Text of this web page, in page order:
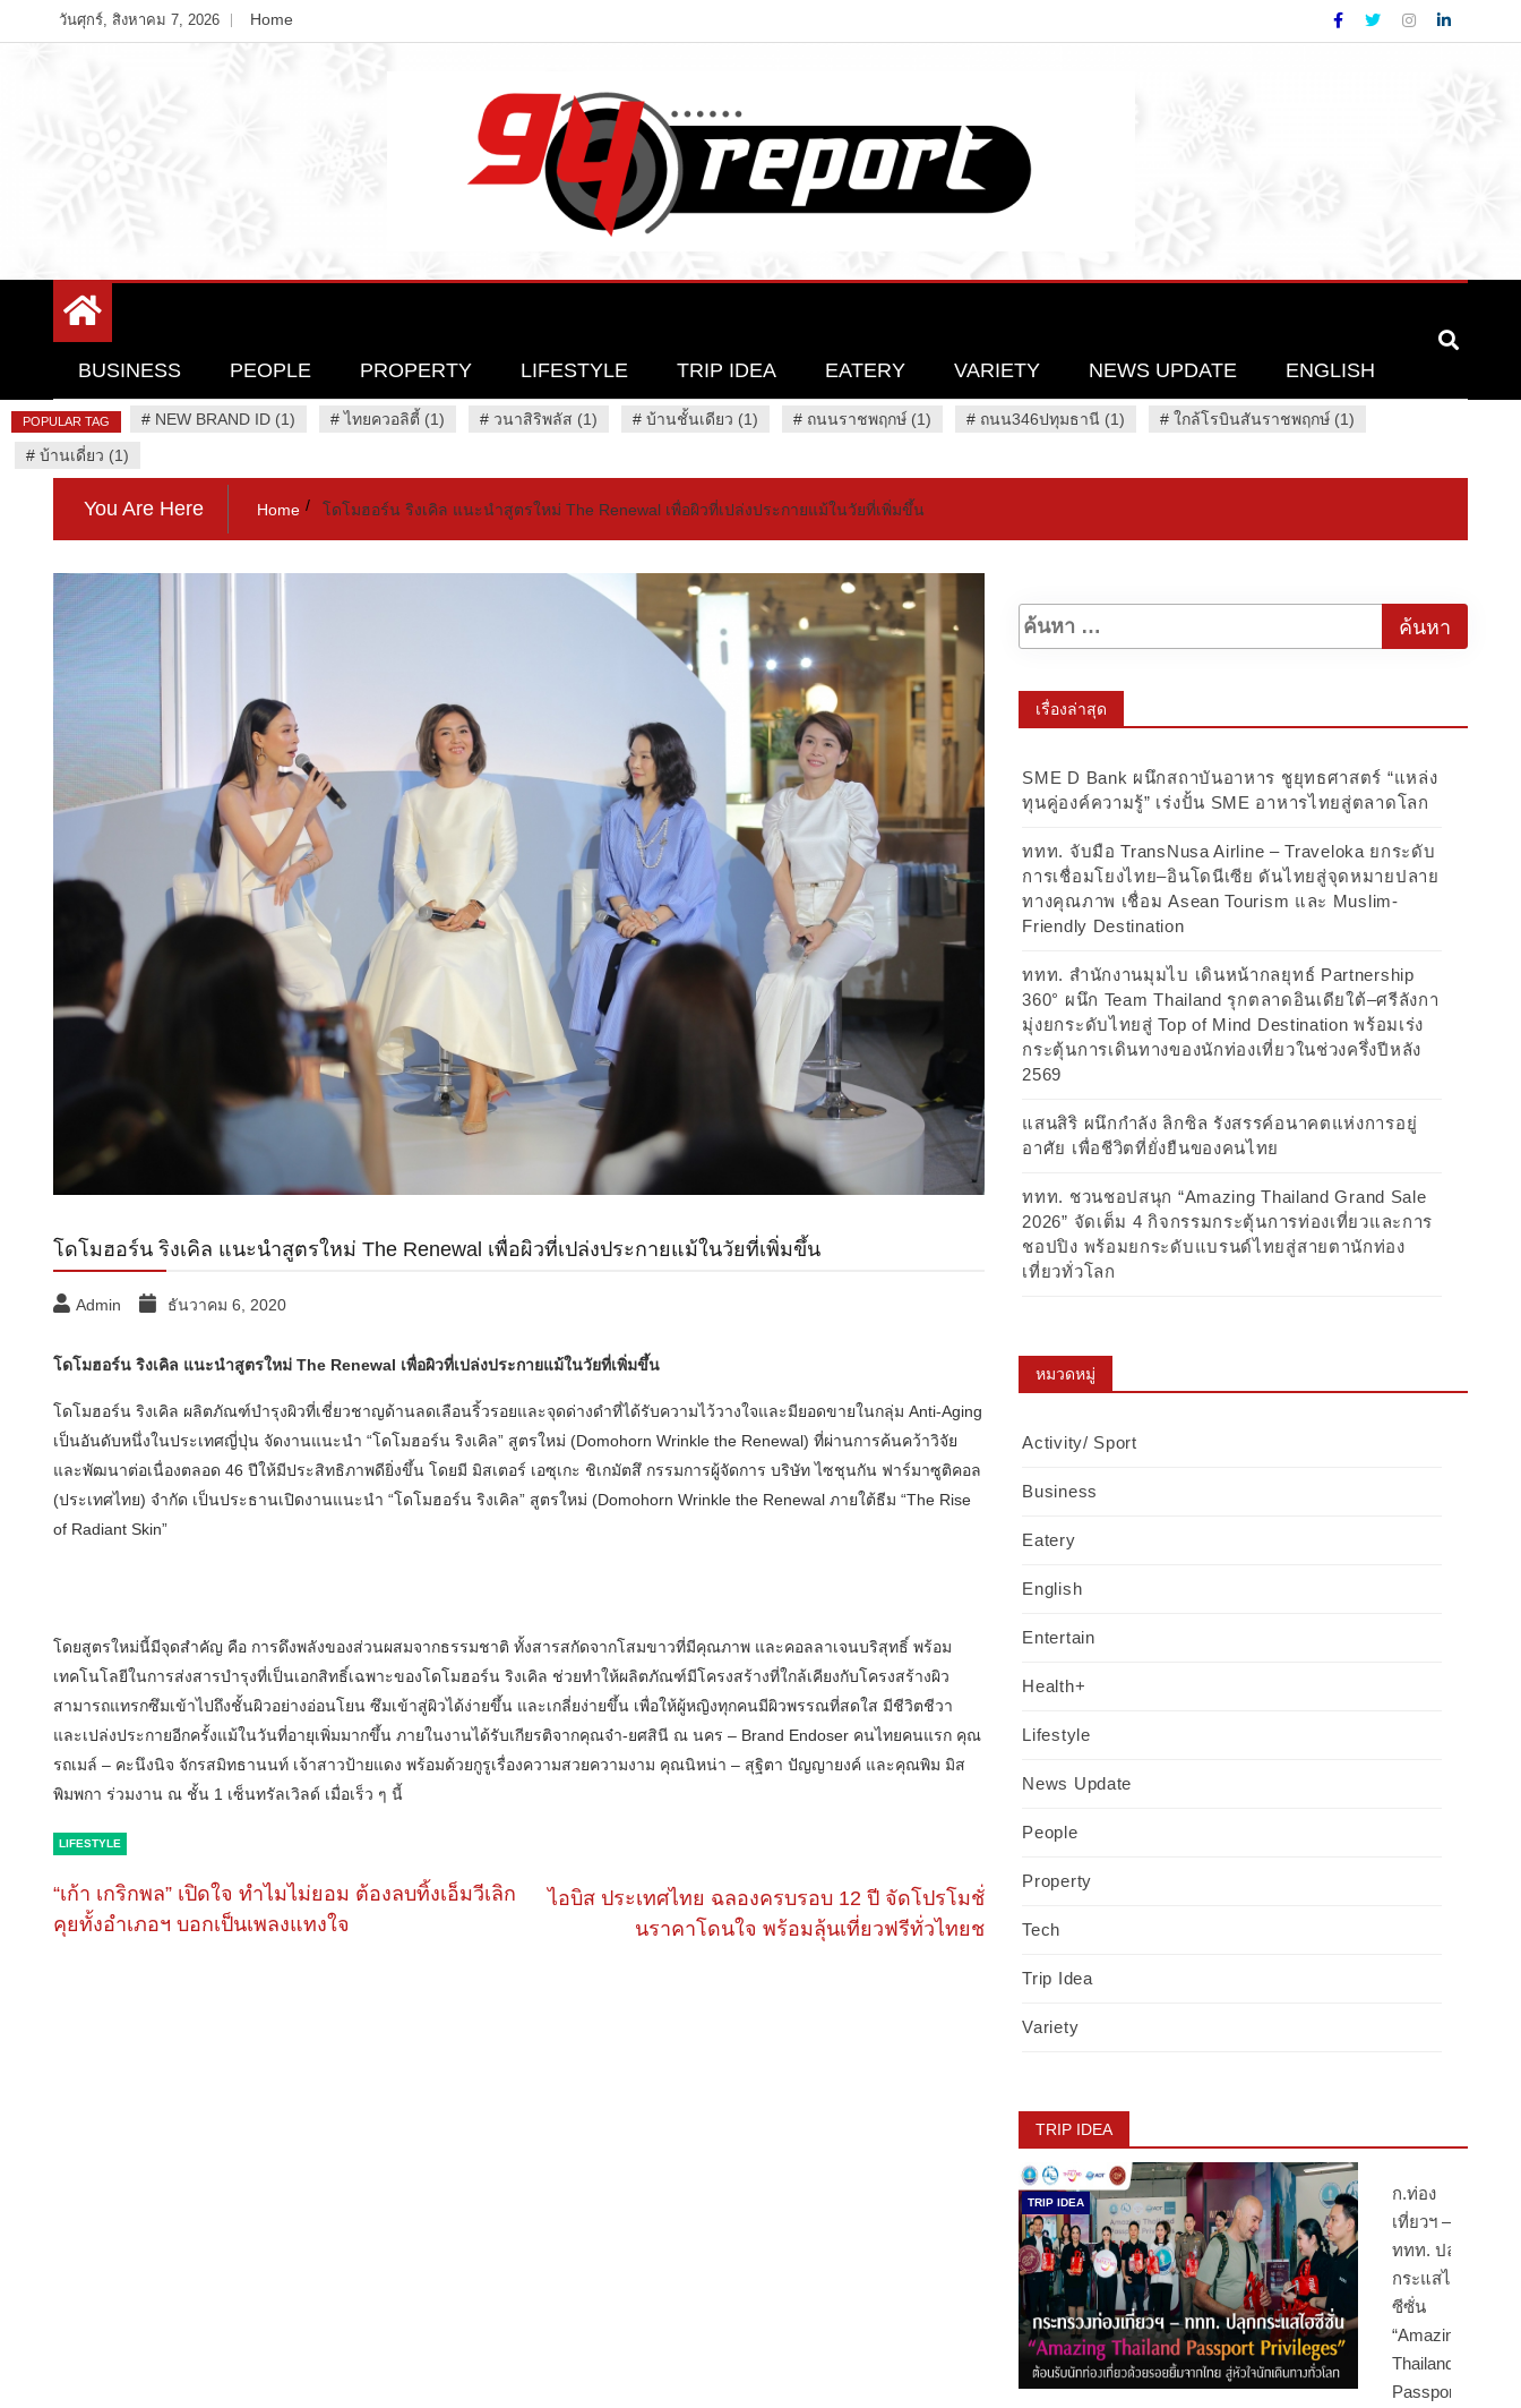
to
วันศุกร์, สิงหาคม 7, 2026 Home
94 Report.com
BUSINESS PEOPLE PROPERTY LIFESTYLE TRIP IDEA EATERY VARIETY NEWS UPDATE ENGLISH
POPULAR TAG # NEW BRAND ID (1) #ไทยควอลิตี้ (1) # วนาสิริพลัส (1) # บ้านชั้นเดียว (1) # ถนนราชพฤกษ์ (1) # ถนน346ปทุมธานี (1) # ใกล้โรบินสันราชพฤกษ์ (1)
# บ้านเดี่ยว (1)
You Are Here Home โดโมฮอร์น ริงเคิล แนะนำสูตรใหม่ The Renewal เพื่อผิวที่เปล่งประกายแม้ในวัยที่เพิ่มขึ้น
โดโมฮอร์น ริงเคิล แนะนำสูตรใหม่ The Renewal เพื่อผิวที่เปล่งประกายแม้ในวัยที่เพิ่มขึ้น
Admin ธันวาคม 6, 2020
โดโมฮอร์น ริงเคิล แนะนำสูตรใหม่ The Renewal เพื่อผิวที่เปล่งประกายแม้ในวัยที่เพิ่มขึ้น
โดโมฮอร์น ริงเคิล ผลิตภัณฑ์บำรุงผิวที่เชี่ยวชาญด้านลดเลือนริ้วรอยและจุดด่างดำที่ได้รับความไว้วางใจและมียอดขายในกลุ่ม Anti-Aging
เป็นอันดับหนึ่งในประเทศญี่ปุ่น จัดงานแนะนำ “โดโมฮอร์น ริงเคิล” สูตรใหม่ (Domohorn Wrinkle the Renewal) ที่ผ่านการค้นคว้าวิจัย
และพัฒนาต่อเนื่องตลอด 46 ปีให้มีประสิทธิภาพดียิ่งขึ้น โดยมี มิสเตอร์ เอซุเกะ ชิเกมัตสึ กรรมการผู้จัดการ บริษัท ไซชุนกัน ฟาร์มาซูติคอล
(ประเทศไทย) จำกัด เป็นประธานเปิดงานแนะนำ “โดโมฮอร์น ริงเคิล” สูตรใหม่ (Domohorn Wrinkle the Renewal ภายใต้ธีม “The Rise
of Radiant Skin”
โดยสูตรใหม่นี้มีจุดสำคัญ คือ การดึงพลังของส่วนผสมจากธรรมชาติ ทั้งสารสกัดจากโสมขาวที่มีคุณภาพ และคอลลาเจนบริสุทธิ์ พร้อม
เทคโนโลยีในการส่งสารบำรุงที่เป็นเอกสิทธิ์เฉพาะของโดโมฮอร์น ริงเคิล ช่วยทำให้ผลิตภัณฑ์มีโครงสร้างที่ใกล้เคียงกับโครงสร้างผิว
สามารถแทรกซึมเข้าไปถึงชั้นผิวอย่างอ่อนโยน ซึมเข้าสู่ผิวได้ง่ายขึ้น และเกลี่ยง่ายขึ้น เพื่อให้ผู้หญิงทุกคนมีผิวพรรณที่สดใส มีชีวิตชีวา
และเปล่งประกายอีกครั้งแม้ในวันที่อายุเพิ่มมากขึ้น ภายในงานได้รับเกียรติจากคุณจ๋า-ยศสินี ณ นคร – Brand Endoser คนไทยคนแรก คุณ
รถเมล์ – คะนึงนิจ จักรสมิทธานนท์ เจ้าสาวป้ายแดง พร้อมด้วยกูรูเรื่องความสวยความงาม คุณนิหน่า – สุฐิตา ปัญญายงค์ และคุณพิม มิส
พิมพกา ร่วมงาน ณ ชั้น 1 เซ็นทรัลเวิลด์ เมื่อเร็ว ๆ นี้
LIFESTYLE
“เก้า เกริกพล” เปิดใจ ทำไมไม่ยอม ต้องลบทิ้งเอ็มวีเลิก
คุยทั้งอำเภอฯ บอกเป็นเพลงแทงใจ
ไอบิส ประเทศไทย ฉลองครบรอบ 12 ปี จัดโปรโมชั่
นราคาโดนใจ พร้อมลุ้นเที่ยวฟรีทั่วไทยช
เรื่องล่าสุด
SME D Bank ผนึกสถาบันอาหาร ชูยุทธศาสตร์ “แหล่ง
ทุนคู่องค์ความรู้” เร่งปั้น SME อาหารไทยสู่ตลาดโลก
ททท. จับมือ TransNusa Airline – Traveloka ยกระดับ
การเชื่อมโยงไทย–อินโดนีเซีย ดันไทยสู่จุดหมายปลาย
ทางคุณภาพ เชื่อม Asean Tourism และ Muslim-
Friendly Destination
ททท. สำนักงานมุมไบ เดินหน้ากลยุทธ์ Partnership
360° ผนึก Team Thailand รุกตลาดอินเดียใต้–ศรีลังกา
มุ่งยกระดับไทยสู่ Top of Mind Destination พร้อมเร่ง
กระตุ้นการเดินทางของนักท่องเที่ยวในช่วงครึ่งปีหลัง
2569
แสนสิริ ผนึกกำลัง ลิกซิล รังสรรค์อนาคตแห่งการอยู่
อาศัย เพื่อชีวิตที่ยั่งยืนของคนไทย
ททท. ชวนชอปสนุก “Amazing Thailand Grand Sale
2026” จัดเต็ม 4 กิจกรรมกระตุ้นการท่องเที่ยวและการ
ชอปปิง พร้อมยกระดับแบรนด์ไทยสู่สายตานักท่อง
เที่ยวทั่วโลก
หมวดหมู่
Activity/ Sport
Business
Eatery
English
Entertain
Health+
Lifestyle
News Update
People
Property
Tech
Trip Idea
Variety
TRIP IDEA
TRIP IDEA
ก.ท่อง
เที่ยวฯ –
ททท. ปลุก
กระแสไฮ
ซีซั่น
“Amazing
Thailand
Passport